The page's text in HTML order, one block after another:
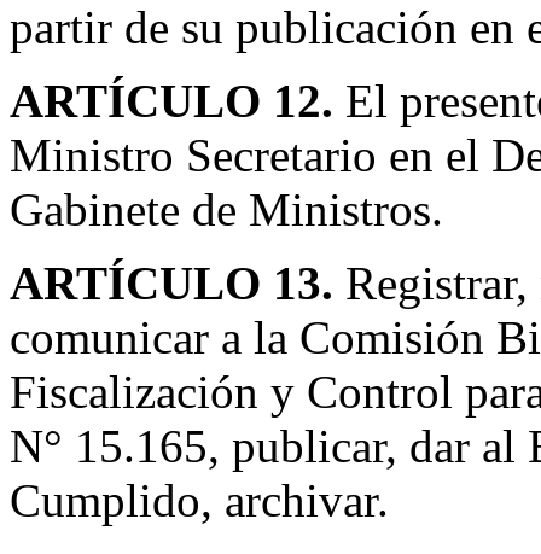
partir de su publicación
ARTÍCULO 12. El
Ministro Secretario en el
Gabinete de Ministros.
ARTÍCULO 13.
comunicar a la Comisión
Fiscalización y Control
N° 15.165, publicar, dar
Cumplido, archivar.